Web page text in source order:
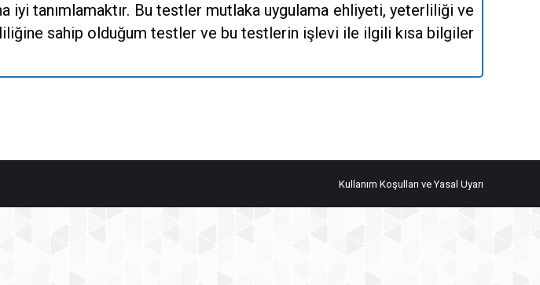
iyi tanımlamaktır. Bu testler mutlaka uygulama ehliyeti, yeterliliği ve
sahip olduğum testler ve bu testlerin işlevi ile ilgili kısa bilgiler
Kullanım Koşulları ve Yasal Uyarı